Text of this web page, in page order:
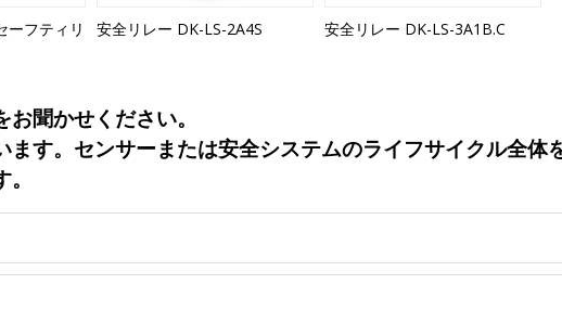
ーフティリ
安全リレー DK-LS-2A4S 安全リレー DK-LS-3A1B.C
聞かせください。
す。センサーまたは安全システムのライフサイクル全